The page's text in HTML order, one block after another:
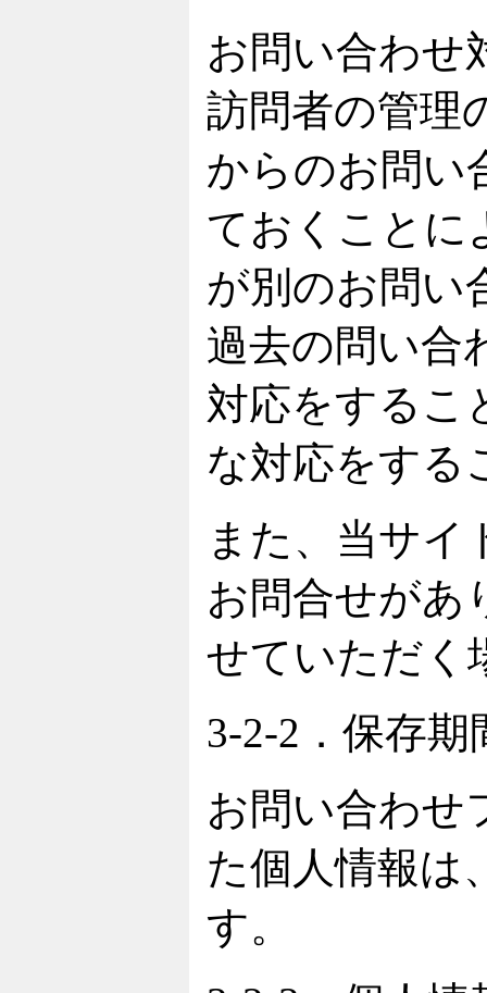
お問い合わせ
訪問者の管理
からのお問い
ておくことに
が別のお問い
過去の問い合
対応をするこ
な対応をする
また、当サイ
お問合せがあ
せていただく
3-2-2．保存
お問い合わせ
た個人情報は
す。